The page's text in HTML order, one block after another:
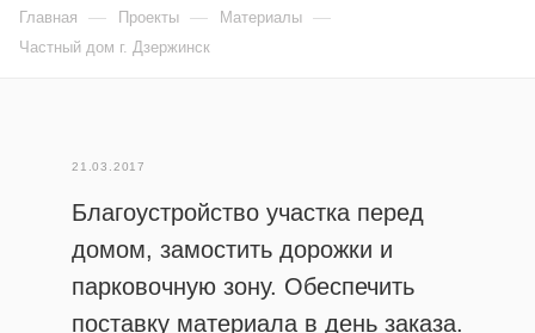
Главная — Проекты — Материалы —
Частный дом г. Дзержинск
21.03.2017
Благоустройство участка перед
домом, замостить дорожки и
парковочную зону. Обеспечить
поставку материала в день заказа.